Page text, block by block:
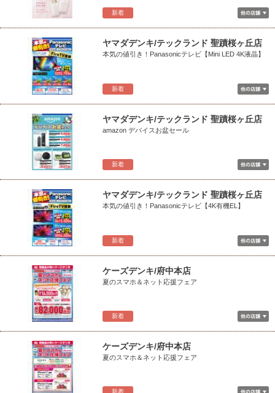
新着
新着
ヤマダデンキ/テックランド 聖蹟桜ヶ丘店
本気の値引き！Panasonicテレビ【Mini LED 4K液晶】
新着
ヤマダデンキ/テックランド 聖蹟桜ヶ丘店
amazon デバイスお盆セール
新着
ヤマダデンキ/テックランド 聖蹟桜ヶ丘店
本気の値引き！Panasonicテレビ【4K有機EL】
新着
ケーズデンキ/府中本店
夏のスマホ＆ネット応援フェア
ケーズデンキ/府中本店
夏のスマホ＆ネット応援フェア